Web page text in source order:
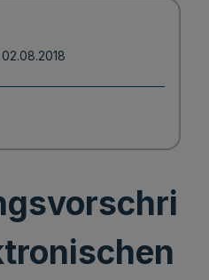
02.08.2018